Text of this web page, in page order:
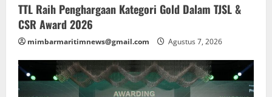
TTL Raih Penghargaan Kategori Gold Dalam TJSL &
CSR Award 2026
mimbarmaritimnews@gmail.com Agustus 7, 2026